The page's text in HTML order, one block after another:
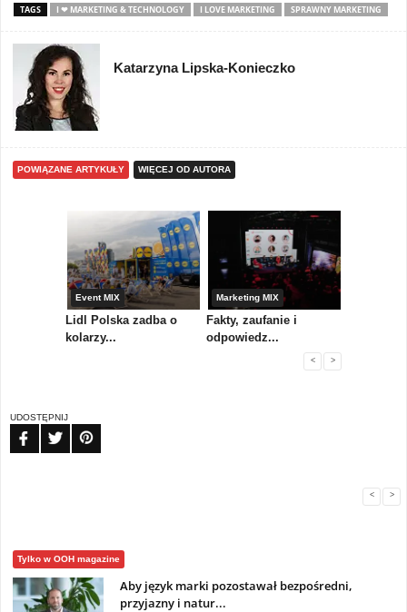
TAGS I ❤ MARKETING & TECHNOLOGY I LOVE MARKETING SPRAWNY MARKETING
Katarzyna Lipska-Konieczko
POWIĄZANE ARTYKUŁY WIĘCEJ OD AUTORA
Event MIX
Lidl Polska zadba o
kolarzy...
Marketing MIX
Fakty, zaufanie i
odpowiedz...
< >
UDOSTĘPNIJ
< >
Tylko w OOH magazine
Aby język marki pozostawał bezpośredni,
przyjazny i natur...